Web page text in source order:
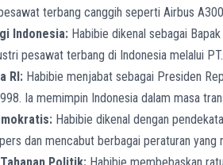
terbang canggih seperti Airbus
Indonesia: Habibie dikenal sebagai
pesawat terbang di Indonesia melalui
RI: Habibie menjabat sebagai Presiden
Ia memimpin Indonesia dalam masa
Habibie dikenal dengan
dan mencabut berbagai peraturan